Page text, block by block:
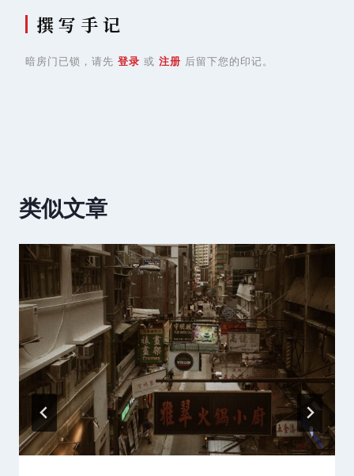
撰 写 手 记
暗房门已锁，请先 登录 或 注册 后留下您的印记。
类似文章